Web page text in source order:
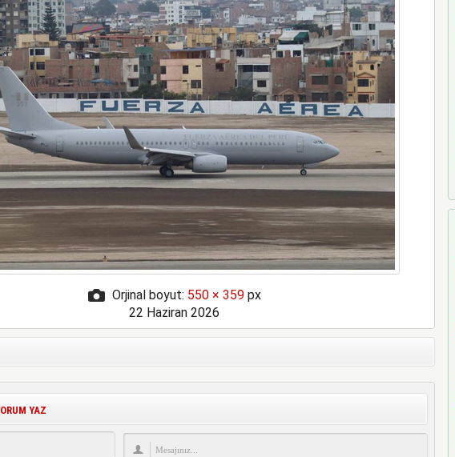
FAA Marine One helikopterine soruşturma başlattı
Orjinal boyut: 550 × 359px
22 Haziran 2026
YAZ